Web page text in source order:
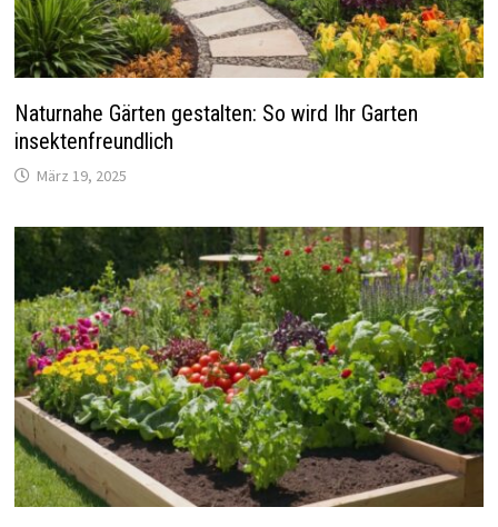
Naturnahe Gärten gestalten: So wird Ihr Garten
insektenfreundlich
März 19, 2025